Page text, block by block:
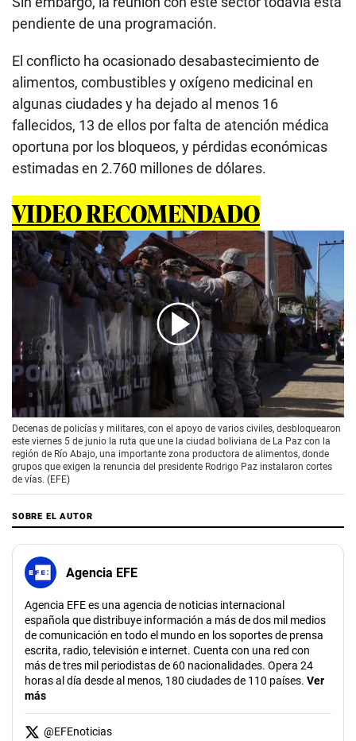
pendiente de una programación.
El conflicto ha ocasionado desabastecimiento de
alimentos, combustibles y oxígeno medicinal en
algunas ciudades y ha dejado al menos 16
fallecidos, 13 de ellos por falta de atención médica
oportuna por los bloqueos, y pérdidas económicas
estimadas en 2.760 millones de dólares.
VIDEO RECOMENDADO
00:00/01:30
Decenas de policías y militares, con el apoyo de varios civiles, desbloquearon
este viernes 5 de junio la ruta que une la ciudad boliviana de La Paz con la
región de Río Abajo, una importante zona productora de alimentos, donde
grupos que exigen la renuncia del presidente Rodrigo Paz instalaron cortes
de vías. (EFE)
SOBRE EL AUTOR
Agencia EFE
Agencia EFE es una agencia de noticias internacional
española que distribuye información a más de dos mil medios
de comunicación en todo el mundo en los soportes de prensa
escrita, radio, televisión e internet. Cuenta con una red con
más de tres mil periodistas de 60 nacionalidades. Opera 24
horas al día desde al menos, 180 ciudades de 110 países. Ver
más
@EFEnoticias